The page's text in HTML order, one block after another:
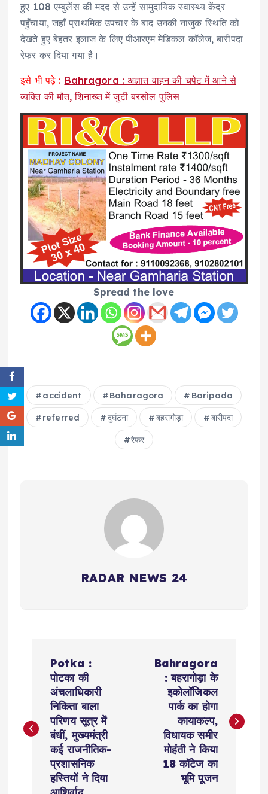
हुए 108 एम्बुलेंस की मदद से उन्हें सामुदायिक स्वास्थ्य केंद्र
पहुँचाया, जहाँ प्राथमिक उपचार के बाद उनकी नाजुक स्थिति को
देखते हुए बेहतर इलाज के लिए पीआरएम मेडिकल कॉलेज, बारीपदा
रेफर कर दिया गया है।
इसे भी पढ़े : Bahragora : अज्ञात वाहन की चपेट में आने से
व्यक्ति की मौत, शिनाख्त में जुटी बरसोल पुलिस
Spread the love
accident Baharagora Baripada
referred दुर्घटना बहरागोड़ा बारीपदा
रेफर
RADAR NEWS 24
t
Potka :
पोटका की
अंचलाधिकारी
निकिता बाला
परिणय सूत्र में
बंधीं, मुख्यमंत्री
कई राजनीतिक-
प्रशासनिक
हस्तियों ने दिया
Bahragora
: बहरागोड़ा के
इकोलॉजिकल
पार्क का होगा
कायाकल्प,
विधायक समीर
मोहंती ने किया
18 कॉटेज का
भूमि पूजन